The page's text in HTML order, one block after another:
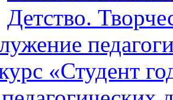
Детство.
«Студент